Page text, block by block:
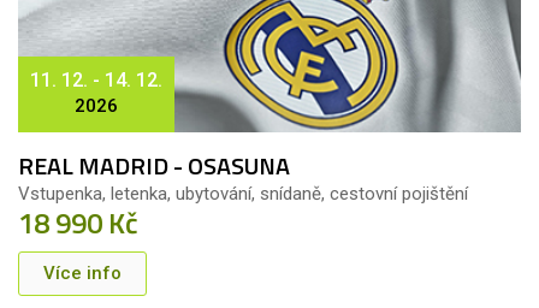
11. 12. - 14. 12.
2026
REAL MADRID - OSASUNA
Vstupenka, letenka, ubytování, snídaně, cestovní pojištění
18 990 Kč
Více info